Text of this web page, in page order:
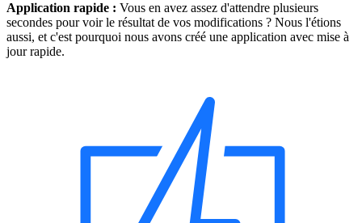
Application rapide : Vous en avez assez d'attendre plusieurs
secondes pour voir le résultat de vos modifications ? Nous l'étions
aussi, et c'est pourquoi nous avons créé une application avec mise à
jour rapide.